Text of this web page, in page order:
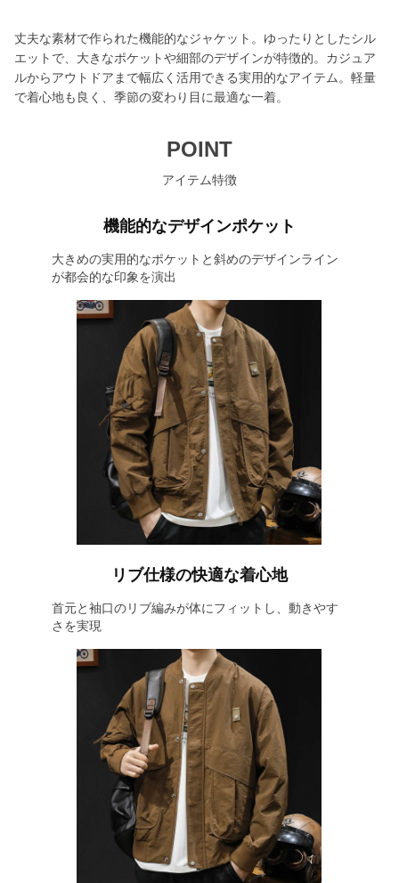
丈夫な素材で作られた機能的なジャケット。ゆったりとしたシル
エットで、大きなポケットや細部のデザインが特徴的。カジュア
ルからアウトドアまで幅広く活用できる実用的なアイテム。軽量
で着心地も良く、季節の変わり目に最適な一着。
POINT
アイテム特徴
機能的なデザインポケット
大きめの実用的なポケットと斜めのデザインライン
が都会的な印象を演出
リブ仕様の快適な着心地
首元と袖口のリブ編みが体にフィットし、動きやす
さを実現